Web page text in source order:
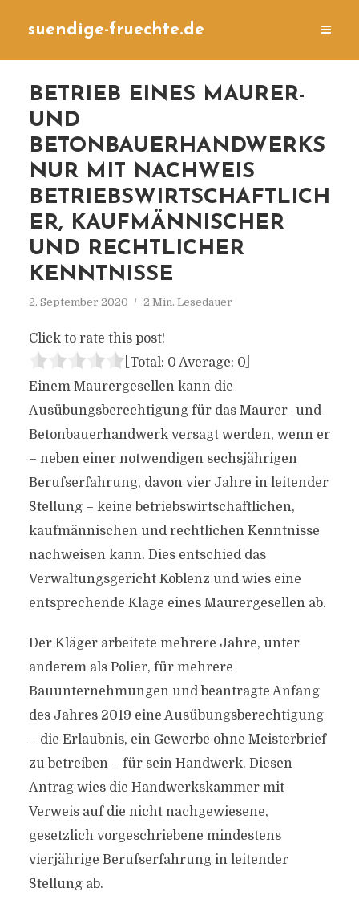
suendige-fruechte.de
BETRIEB EINES MAURER-
UND
BETONBAUERHANDWERKS
NUR MIT NACHWEIS
BETRIEBSWIRTSCHAFTLICH
ER, KAUFMÄNNISCHER
UND RECHTLICHER
KENNTNISSE
2. September 2020 2 Min. Lesedauer
Click to rate this post!
[Total: 0 Average: 0]
Einem Maurergesellen kann die
Ausübungsberechtigung für das Maurer- und
Betonbauerhandwerk versagt werden, wenn er
– neben einer notwendigen sechsjährigen
Berufserfahrung, davon vier Jahre in leitender
Stellung – keine betriebswirtschaftlichen,
kaufmännischen und rechtlichen Kenntnisse
nachweisen kann. Dies entschied das
Verwaltungsgericht Koblenz und wies eine
entsprechende Klage eines Maurergesellen ab.
Der Kläger arbeitete mehrere Jahre, unter
anderem als Polier, für mehrere
Bauunternehmungen und beantragte Anfang
des Jahres 2019 eine Ausübungsberechtigung
– die Erlaubnis, ein Gewerbe ohne Meisterbrief
zu betreiben – für sein Handwerk. Diesen
Antrag wies die Handwerkskammer mit
Verweis auf die nicht nachgewiesene,
gesetzlich vorgeschriebene mindestens
vierjährige Berufserfahrung in leitender
Stellung ab.